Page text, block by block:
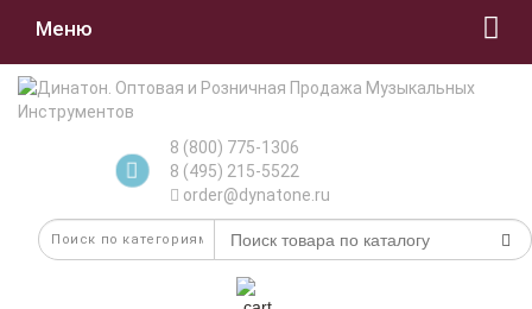
Меню
8 (800) 775-1306
8 (495) 215-5522
order@dynatone.ru